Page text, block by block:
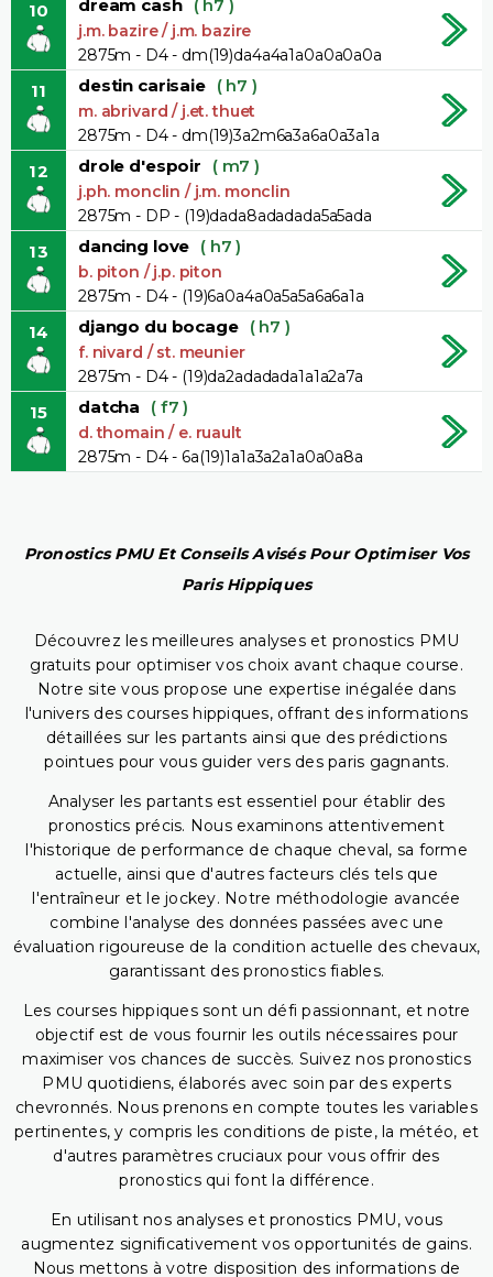
10 dream cash ( h7 )
j.m. bazire / j.m. bazire
2875m - D4 - dm(19)da4a4a1a0a0a0a0a
11 destin carisaie ( h7 )
m. abrivard / j.et. thuet
2875m - D4 - dm(19)3a2m6a3a6a0a3a1a
12 drole d'espoir ( m7 )
j.ph. monclin / j.m. monclin
2875m - DP - (19)dada8adadada5a5ada
13 dancing love ( h7 )
b. piton / j.p. piton
2875m - D4 - (19)6a0a4a0a5a5a6a6a1a
14 django du bocage ( h7 )
f. nivard / st. meunier
2875m - D4 - (19)da2adadada1a1a2a7a
15 datcha ( f7 )
d. thomain / e. ruault
2875m - D4 - 6a(19)1a1a3a2a1a0a0a8a
Pronostics PMU Et Conseils Avisés Pour Optimiser Vos
Paris Hippiques
Découvrez les meilleures analyses et pronostics PMU
gratuits pour optimiser vos choix avant chaque course.
Notre site vous propose une expertise inégalée dans
l'univers des courses hippiques, offrant des informations
détaillées sur les partants ainsi que des prédictions
pointues pour vous guider vers des paris gagnants.
Analyser les partants est essentiel pour établir des
pronostics précis. Nous examinons attentivement
l'historique de performance de chaque cheval, sa forme
actuelle, ainsi que d'autres facteurs clés tels que
l'entraîneur et le jockey. Notre méthodologie avancée
combine l'analyse des données passées avec une
évaluation rigoureuse de la condition actuelle des chevaux,
garantissant des pronostics fiables.
Les courses hippiques sont un défi passionnant, et notre
objectif est de vous fournir les outils nécessaires pour
maximiser vos chances de succès. Suivez nos pronostics
PMU quotidiens, élaborés avec soin par des experts
chevronnés. Nous prenons en compte toutes les variables
pertinentes, y compris les conditions de piste, la météo, et
d'autres paramètres cruciaux pour vous offrir des
pronostics qui font la différence.
En utilisant nos analyses et pronostics PMU, vous
augmentez significativement vos opportunités de gains.
Nous mettons à votre disposition des informations de